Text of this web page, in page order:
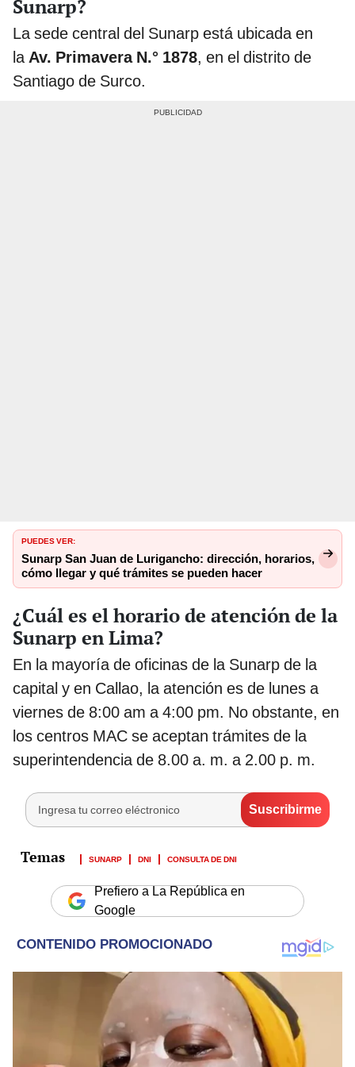
Sunarp?
La sede central del Sunarp está ubicada en
la Av. Primavera N.° 1878, en el distrito de
Santiago de Surco.
PUEDES VER:
Sunarp San Juan de Lurigancho: dirección, horarios,
cómo llegar y qué trámites se pueden hacer
¿Cuál es el horario de atención de la
Sunarp en Lima?
En la mayoría de oficinas de la Sunarp de la
capital y en Callao, la atención es de lunes a
viernes de 8:00 am a 4:00 pm. No obstante, en
los centros MAC se aceptan trámites de la
superintendencia de 8.00 a. m. a 2.00 p. m.
SUNARP DNI CONSULTA DE DNI
Prefiero a La República en
Google